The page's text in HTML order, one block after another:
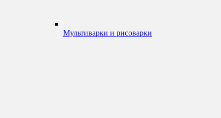
Мультиварки и рисоварки